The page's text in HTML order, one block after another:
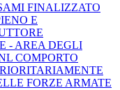
FINALIZZATO
E
- AREA DEGLI
COMPORTO
FORZE ARMATE